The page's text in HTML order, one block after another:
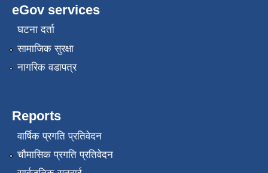
eGov services
घटना दर्ता
सामाजिक सुरक्षा
नागरिक वडापत्र
Reports
वार्षिक प्रगति प्रतिवेदन
चौमासिक प्रगति प्रतिवेदन